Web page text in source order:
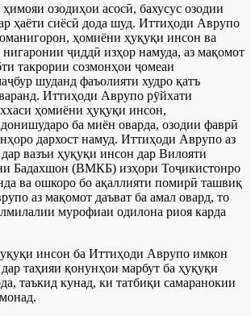
озодиҳои асосӣ, бахусус озодии
ҳаёти сиёсӣ дода шуд. Иттиҳоди Аврупо
ҳомиёни ҳуқуқи инсон ва
ҷиддӣ изҳор намуда, аз мақомот
такрории созмонҳои ҷомеаи
шуданд фаъолияти худро қатъ
Иттиҳоди Аврупо рӯйхати
ҳомиёни ҳуқуқи инсон,
ба миён оварда, озодии фаврӣ
дархост намуд. Иттиҳоди Аврупо аз
вазъи ҳуқуқи инсон дар Вилояти
Бадахшон (ВМКБ) изҳори Тоҷикистонро
ва ошкоро бо ақаллияти помирӣ ташвиқ
аз мақомот даъват ба амал овард, то
мурофиаи одилона риоя карда
инсон ба Иттиҳоди Аврупо имкон
таҳияи қонунҳои марбут ба ҳуқуқи
таъкид кунад, ки татбиқи самаранокии